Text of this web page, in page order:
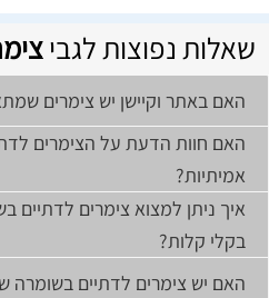
שאלות נפוצות לגבי
האם באתר וקיישן יש צימרים
האם חוות הדעת על הצימרים
אמיתיות?
איך ניתן למצוא צימרים לדתיים
בקלי קלות?
האם יש צימרים לדתיים בשומרה